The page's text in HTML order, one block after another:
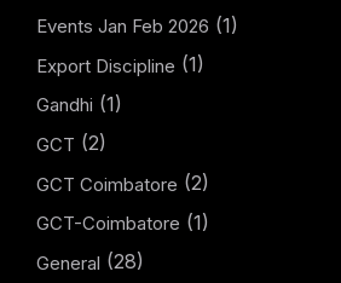
Events Jan Feb 2026 (1)
Export Discipline (1)
Gandhi (1)
GCT (2)
GCT Coimbatore (2)
GCT-Coimbatore (1)
General (28)